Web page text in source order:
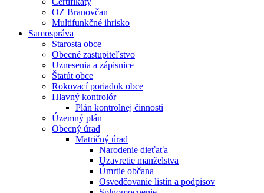
OZ Branovčan
Multifunkčné ihrisko
Samospráva
Starosta obce
Obecné zastupiteľstvo
Uznesenia a zápisnice
Štatút obce
Rokovací poriadok obce
Hlavný kontrolór
Plán kontrolnej činnosti
Územný plán
Obecný úrad
Matričný úrad
Narodenie dieťaťa
Uzavretie manželstva
Úmrtie občana
Osvedčovanie listín a podpisov